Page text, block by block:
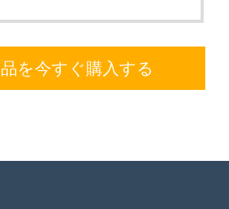
を今すぐ購入する